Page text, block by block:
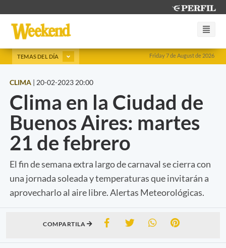
Friday 7 de August de 2026
TEMAS DEL DÍA
CLIMA | 20-02-2023 20:00
Clima en la Ciudad de
Buenos Aires: martes
21 de febrero
El fin de semana extra largo de carnaval se cierra con
una jornada soleada y temperaturas que invitarán a
aprovecharlo al aire libre. Alertas Meteorológicas.
COMPARTILA